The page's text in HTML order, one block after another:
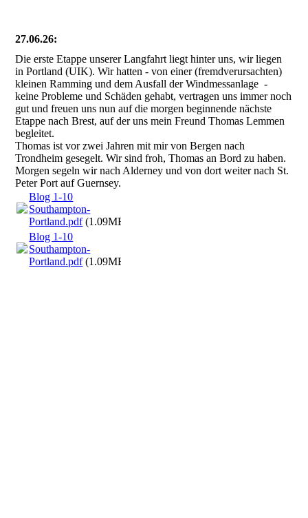
27.06.26:
Die erste Etappe unserer Langfahrt liegt hinter uns, wir liegen
in Portland (UIK). Wir hatten - von einer (fremdverursachten)
kleinen Ramming und dem Ausfall der Windmessanlage -
keine Probleme und Schäden gehabt, vertragen uns immer noch
gut und freuen uns nun auf die morgen beginnende nächste
Etappe nach Brest, auf der uns mein Freund Thomas Lemmen
begleitet.
Thomas ist vor zwei Jahren mit mir von Bergen nach
Trondheim gesegelt. Wir sind froh, Thomas an Bord zu haben.
Morgen segeln wir nach Alderney und von dort weiter nach St.
Peter Port auf Guernsey.
Blog 1-10
Southampton-
Portland.pdf(1.09MB)
Blog 1-10
Southampton-
Portland.pdf(1.09MB)